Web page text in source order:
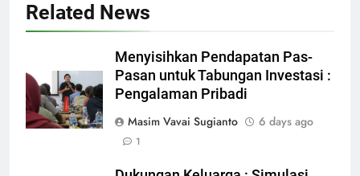
Related News
Menyisihkan Pendapatan Pas-
Pasan untuk Tabungan Investasi :
Pengalaman Pribadi
Masim Vavai Sugianto
6 days ago
1